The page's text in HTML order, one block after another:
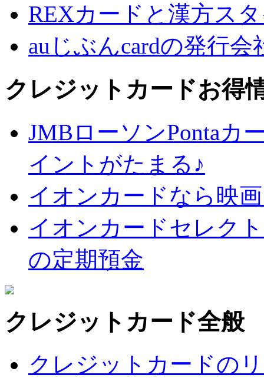
REXカードと漢方ス
auじぶんcardの発行会
クレジットカードお得
JMBローソンPontaカ
イントがたまる♪
イオンカードなら映
イオンカードセレク
の定期預金
クレジットカード全般
クレジットカードの